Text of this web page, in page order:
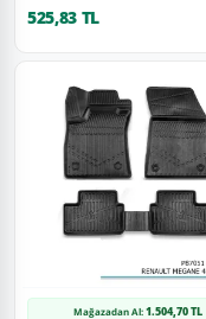
525,83 TL
Mağazadan Al:1.504,70 TL